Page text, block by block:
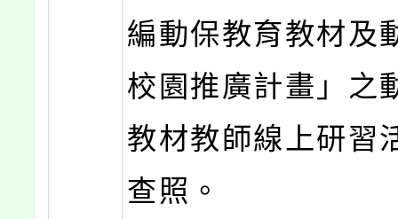
編動保教育教材及
校園推廣計畫」之
教材教師線上研習
查照。